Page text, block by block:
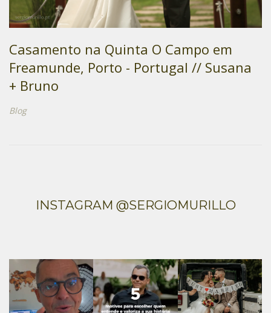
Casamento na Quinta O Campo em
Freamunde, Porto - Portugal // Susana
+ Bruno
Blog
INSTAGRAM @SERGIOMURILLO